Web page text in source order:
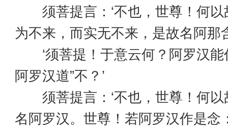
须菩提言：‘不也，世尊！何以
为不来，而实无不来，是故名阿那
‘须菩提！于意云何？阿罗汉能
阿罗汉道”不？’
须菩提言：‘不也，世尊！何以
名阿罗汉。世尊！若阿罗汉作是念